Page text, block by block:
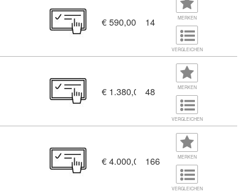
in der Praxis (11456368)
€ 590,00 14 MERKEN
VERGLEICHEN
(11456365) € 1.380,00 48 MERKEN
VERGLEICHEN
€ 4.000,00 166 MERKEN
VERGLEICHEN